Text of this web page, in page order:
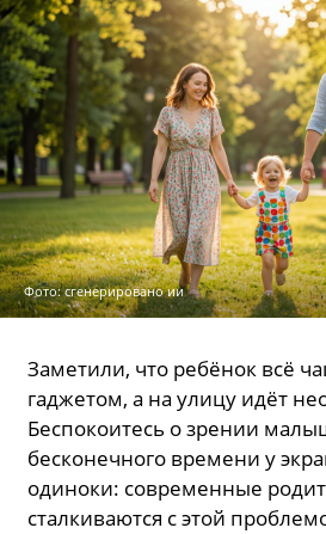
Фото: сгенерировано ии
Заметили, что ребёнок всё
гаджетом, а на улицу идёт
Беспокоитесь о зрении
бесконечного времени у
одиноки: современные
сталкиваются с этой